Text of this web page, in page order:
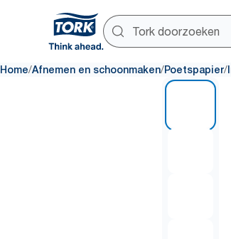
Home/Afnemen en schoonmaken/Poetspapier/